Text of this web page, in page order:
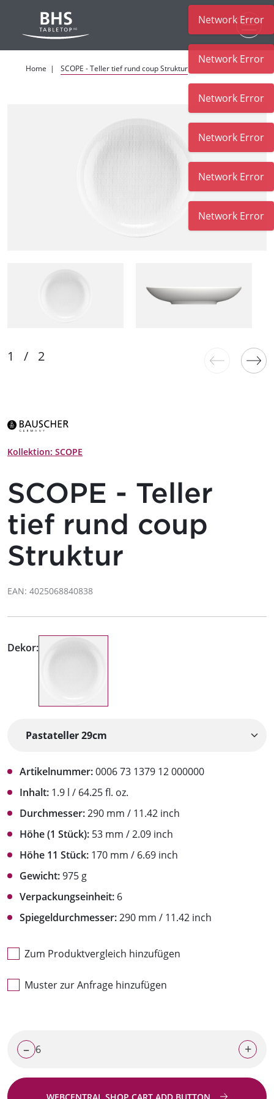
Home SCOPE - Teller tief rund coup Struktur
Kollektion: SCOPE
SCOPE - Teller
tief rund coup
Struktur
EAN: 4025068840838
Dekor:
Artikelnummer:0006 73 1379 12 000000
Inhalt: 1.9 l / 64.25 fl. oz.
Durchmesser:290 mm / 11.42 inch
Höhe (1 Stück): 53 mm / 2.09 inch
Höhe 11 Stück: 170 mm / 6.69 inch
Gewicht:975 g
Verpackungseinheit: 6
Spiegeldurchmesser:290 mm / 11.42 inch
Zum Produktvergleich hinzufügen
Muster zur Anfrage hinzufügen
– +
WEBCENTRAL.SHOP.CART.ADD.BUTTON
Network Error
Network Error
Network Error
Network Error
Network Error
Network Error